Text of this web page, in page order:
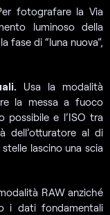
fotografare la Via
luminoso della
fase di “luna nuova”,
Usa la modalità
la messa a fuoco
possibile e l’ISO tra
dell’otturatore al di
lascino una scia
RAW anziché
i dati fondamentali